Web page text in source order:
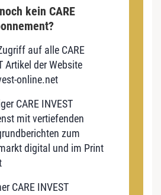
kein CARE
auf alle CARE
Artikel der Website
online.net
CARE INVEST
mit vertiefenden
zum
digital und im Print
CARE INVEST